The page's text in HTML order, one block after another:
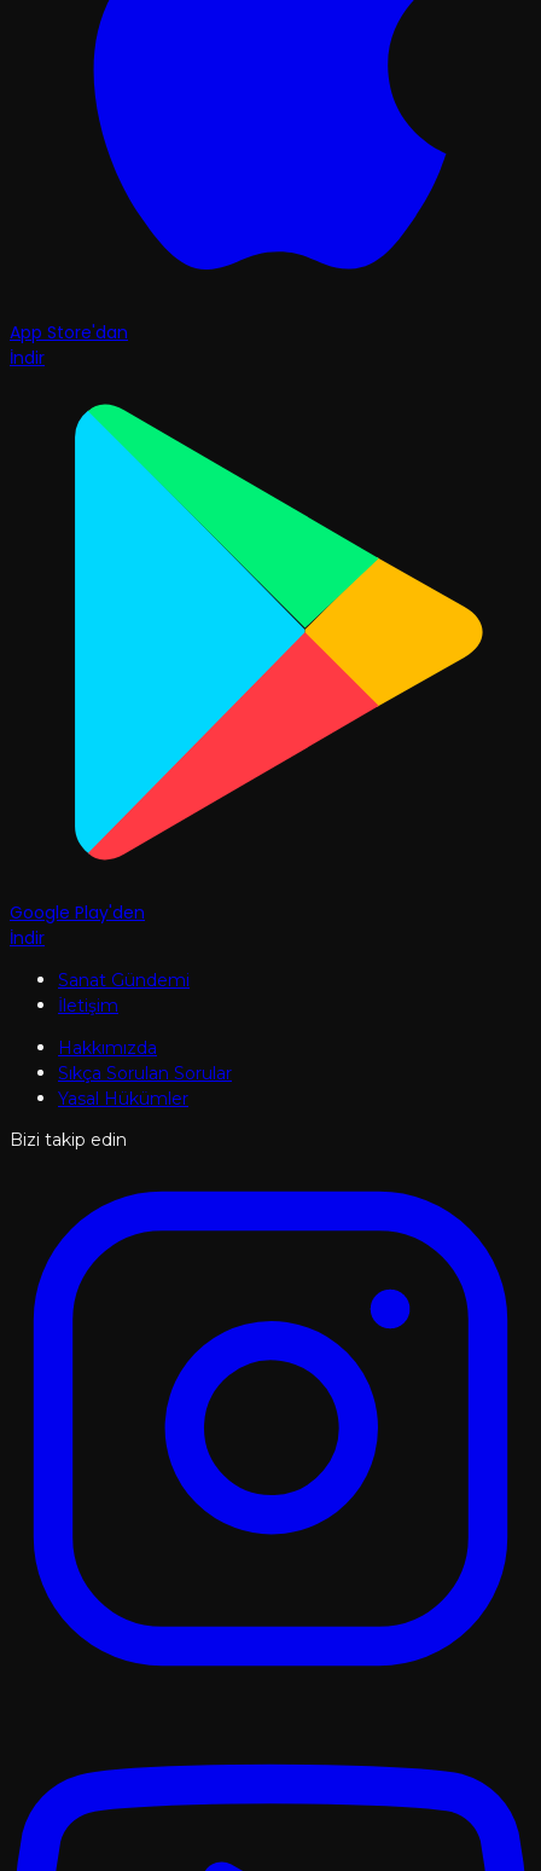
App Store'dan
İndir
Google Play'den
İndir
Sanat Gündemi
İletişim
Hakkımızda
Sıkça Sorulan Sorular
Yasal Hükümler
Bizi takip edin